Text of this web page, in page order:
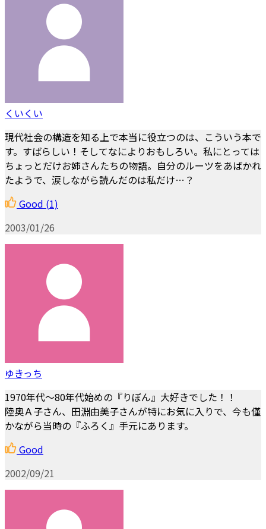
くいくい
現代社会の構造を知る上で本当に役立つのは、こういう本で
す。すばらしい！そしてなによりおもしろい。私にとっては
ちょっとだけお姉さんたちの物語。自分のルーツをあばかれ
たようで、涙しながら読んだのは私だけ…？
Good (1)
2003/01/26
ゆきっち
1970年代～80年代始めの『りぼん』大好きでした！！
陸奥Ａ子さん、田淵由美子さんが特にお気に入りで、今も僅
かながら当時の『ふろく』手元にあります。
Good
2002/09/21